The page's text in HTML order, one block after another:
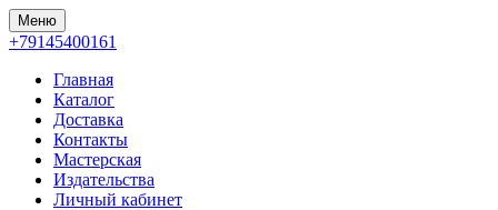
Меню
+79145400161
Главная
Каталог
Доставка
Контакты
Мастерская
Издательства
Личный кабинет